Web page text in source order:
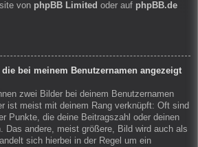
von phpBB Limited oder auf phpBB.de
bei meinem Benutzernamen angezeigt
zwei Bilder bei deinem Benutzernamen
ist meist mit deinem Rang verknüpft: Oft sind
Punkte, die deine Beitragszahl oder deinen
Das andere, meist größere, Bild wird auch als
sich hierbei in der Regel um ein